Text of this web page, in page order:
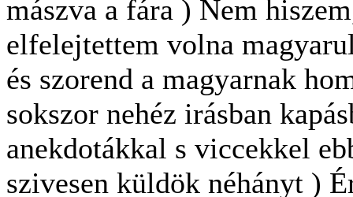
mászva a fára ) Nem
elfelejtettem volna
és szorend a magyarnak
sokszor nehéz irásban
anekdotákkal s viccekkel
szivesen küldök néhányt )